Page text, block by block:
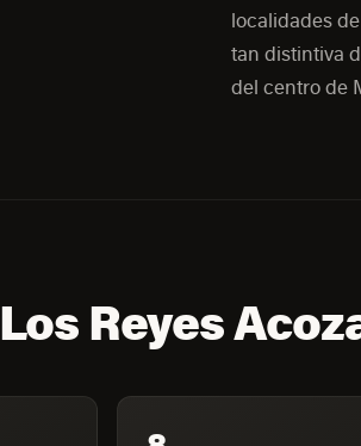
localidades
tan distintiva
del centro de
Los Reyes